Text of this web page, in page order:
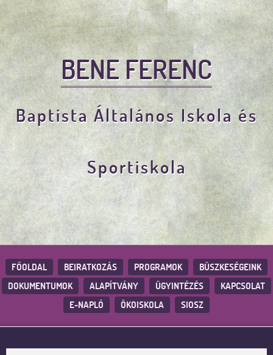
BENE FERENC
Baptista Általános Iskola és
Sportiskola
FŐOLDAL BEIRATKOZÁS PROGRAMOK
BÜSZKESÉGEINK
DOKUMENTUMOK
ALAPÍTVÁNY ÜGYINTÉZÉS
KAPCSOLAT
E-NAPLÓ
ÖKOISKOLA SIOSZ